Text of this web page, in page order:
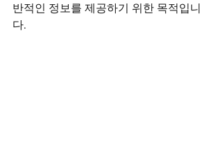
반적인 정보를 제공하기 위한 목적입니
다.